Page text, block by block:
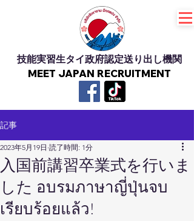
MEET JAPAN RECRUITMENT
技能実習生タイ政府認定送り出し機関
記事
入国前講習卒業式を行いま
した อบรมภาษาญี่ปุ่นจบ
เรียบร้อยแล้ว!
2023年5月19日 読了時間: 1分